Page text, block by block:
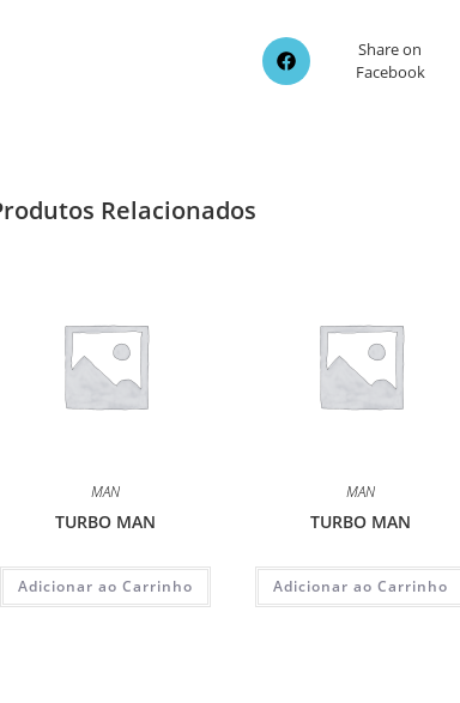
Opens
in
Share on
Facebook
Relacionados
MAN
TURBO MAN
Adicionar ao Carrinho
MAN
TURBO MAN
Adicionar ao Carrinho